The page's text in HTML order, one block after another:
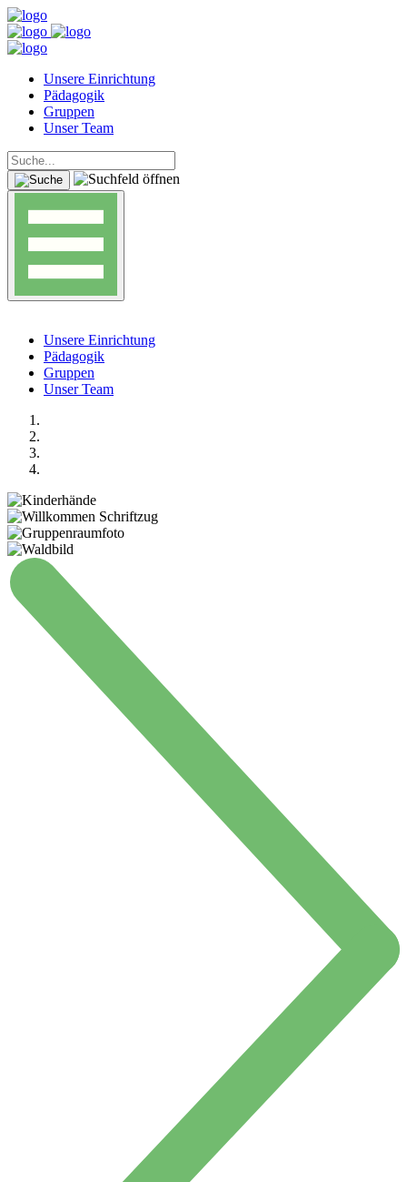
Unsere Einrichtung
Pädagogik
Gruppen
Unser Team
Unsere Einrichtung
Pädagogik
Gruppen
Unser Team